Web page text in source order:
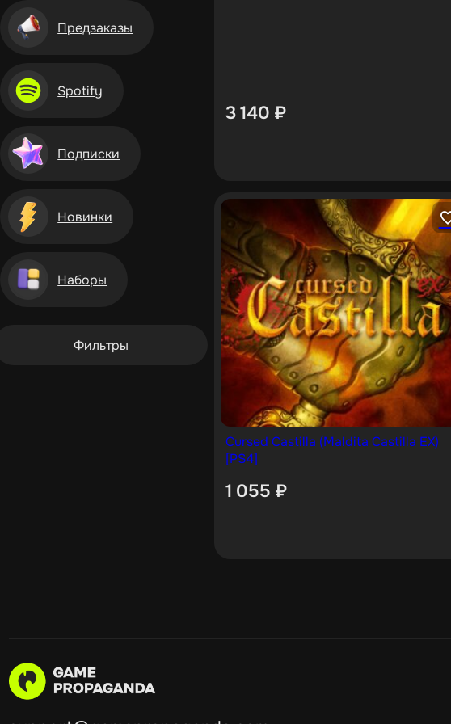
Предзаказы
Spotify
Подписки
Новинки
Наборы
Фильтры
3 140 ₽
Cursed Castilla (Maldita Castilla EX)
[PS4]
1 055 ₽